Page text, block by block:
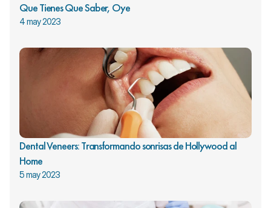
Que Tienes Que Saber, Oye
4 may 2023
Dental Veneers: Transformando sonrisas de Hollywood al
Home
5 may 2023